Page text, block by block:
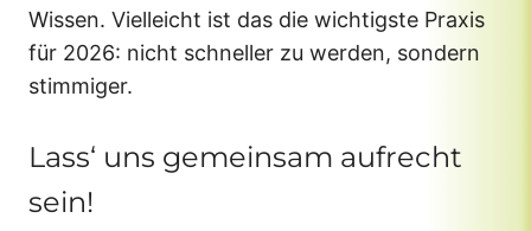
Wissen. Vielleicht ist das die wichtigste Praxis
für 2026: nicht schneller zu werden, sondern
stimmiger.
Lass‘ uns gemeinsam aufrecht
sein!